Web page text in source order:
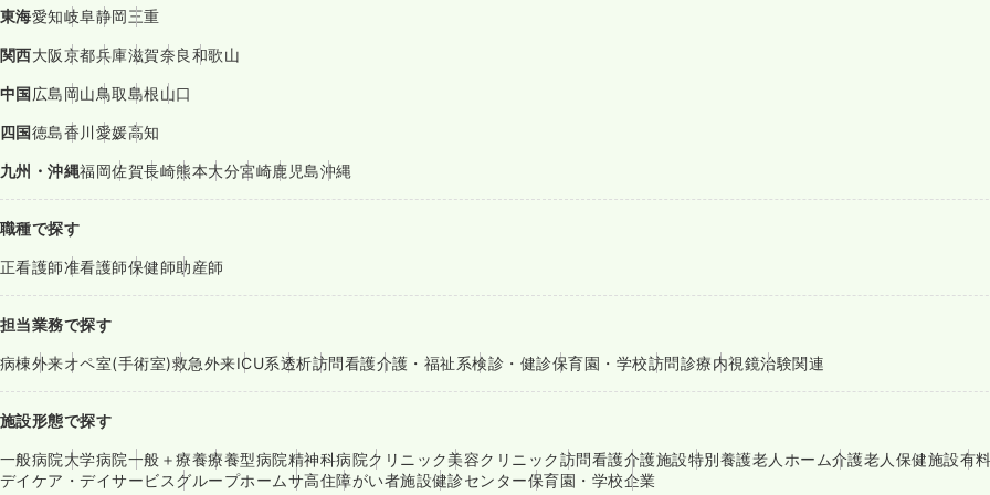
東海愛知岐阜静岡三重
関西大阪京都兵庫滋賀奈良和歌山
中国広島岡山鳥取島根山口
四国徳島香川愛媛高知
九州・沖縄福岡佐賀長崎熊本大分宮崎鹿児島沖縄
職種で探す
正看護師准看護師保健師助産師
担当業務で探す
病棟外来オペ室(手術室)救急外来ICU系透析訪問看護介護・福祉系検診・健診保育園・学校訪問診療内視鏡治験関連
施設形態で探す
一般病院大学病院一般＋療養療養型病院精神科病院クリニック美容クリニック訪問看護介護施設特別養護老人ホーム介護老人保健施設有
デイケア・デイサービスグループホームサ高住障がい者施設健診センター保育園・学校企業